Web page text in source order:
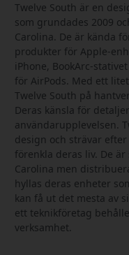
Twelve South är en
som grundades 2009
Carolina. De är kända
produkter för Apple-
iPhone, BookArc-
för AirPods. Med ett
Twelve South på
Deras känsla för
användarupplevelsen.
design och strävar
förenkla deras liv. De
Carolina men
hyllas deras enheter
kan få ut det mesta av
ett teknikföretag
verksamhet.